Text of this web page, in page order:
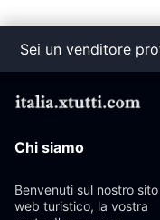
Sei un venditore
Chi siamo
Benvenuti sul nostro sito
web turistico, la vostra